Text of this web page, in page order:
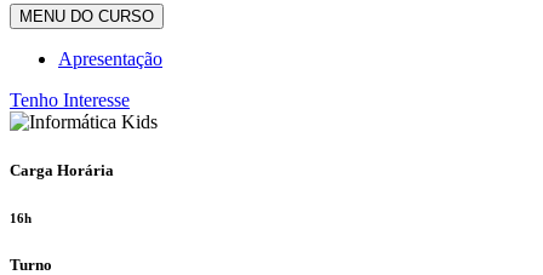
MENU DO CURSO
Apresentação
Tenho Interesse
Carga Horária
16h
Turno